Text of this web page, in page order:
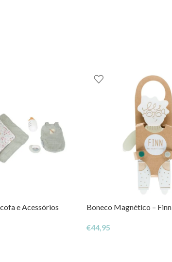
e Acessórios Boneco Magnético – Finn
€44,95